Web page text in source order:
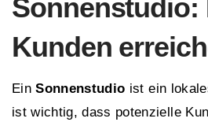
Sonnenstudio:
Kunden
EinSonnenstudio ist ein
ist wichtig, dass potenzielle